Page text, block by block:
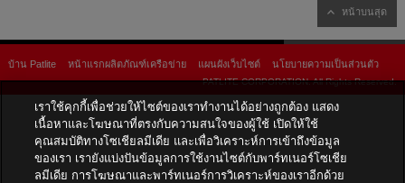
หน้าบนสุด
บ้าน Patlite หน้าแรกผลิตภัณฑ์เครือข่าย แผนผังเว็บไซต์ นโยบายความเป็นส่วนตัว
PATLITE CORPORATION. All Rights Reserved.
เราใช้คุกกี้เพื่อช่วยให้ไซต์ของเราทำงานได้อย่างถูกต้อง แสดง
เนื้อหาและโฆษณาที่ตรงกับความสนใจของผู้ใช้ เปิดให้ใช้
คุณสมบัติทางโซเชียลมีเดีย และเพื่อวิเคราะห์การเข้าถึงข้อมูล
ของเรา เรายังแบ่งปันข้อมูลการใช้งานไซต์กับพาร์ทเนอร์โซเชีย
ลมีเดีย การโฆษณาและพาร์ทเนอร์การวิเคราะห์ของเราอีกด้วย